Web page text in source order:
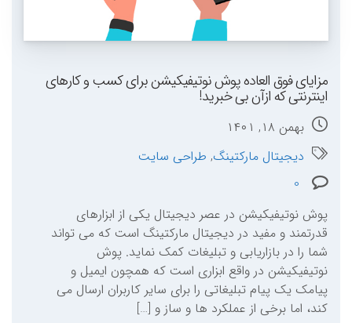
مزایای فوق العاده پوش نوتیفیکیشن برای کسب و کارهای
اینترنتی که ازآن بی خبرید!
بهمن ۱۸, ۱۴۰۱
دیجیتال مارکتینگ, طراحی سایت
پوش نوتیفیکیشن در عصر دیجیتال یکی از ابزارهای
قدرتمند و مفید در دیجیتال مارکتینگ است که می تواند
شما را در بازاریابی و تبلیغات کمک نماید. پوش
نوتیفیکیشن در واقع ابزاری است که همچون ایمیل و
پیامک یک پیام تبلیغاتی را برای سایر کاربران ارسال می
کند، اما برخی از عملکرد ها و ساز و […]